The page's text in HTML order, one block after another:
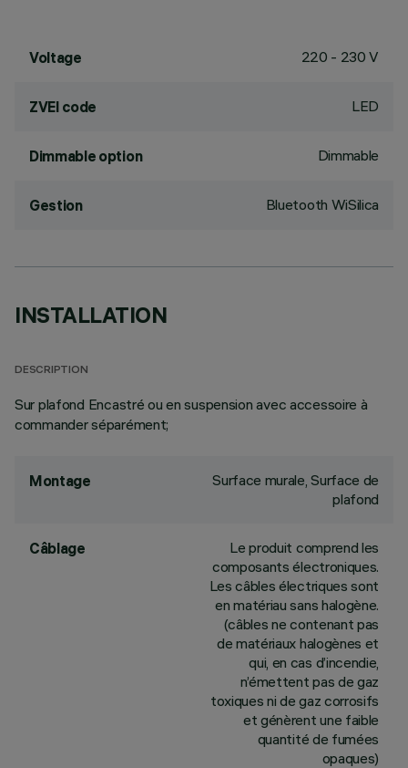
Voltage 220 - 230 V
ZVEI code LED
Dimmable option Dimmable
Gestion Bluetooth WiSilica
INSTALLATION
DESCRIPTION
Sur plafond Encastré ou en suspension avec accessoire à
commander séparément;
Montage
Surface murale, Surface de
plafond
Câblage
Le produit comprend les
composants électroniques.
Les câbles électriques sont
en matériau sans halogène.
(câbles ne contenant pas
de matériaux halogènes et
qui, en cas d’incendie,
n’émettent pas de gaz
toxiques ni de gaz corrosifs
et génèrent une faible
quantité de fumées
opaques)